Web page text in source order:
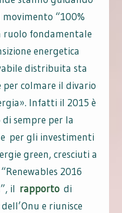
“100%
ruolo fondamentale
energetica
distribuita sta
colmare il divario
Infatti il 2015 è
sempre per la
per gli investimenti
green, cresciuti a
2016
il rapporto di
e riunisce